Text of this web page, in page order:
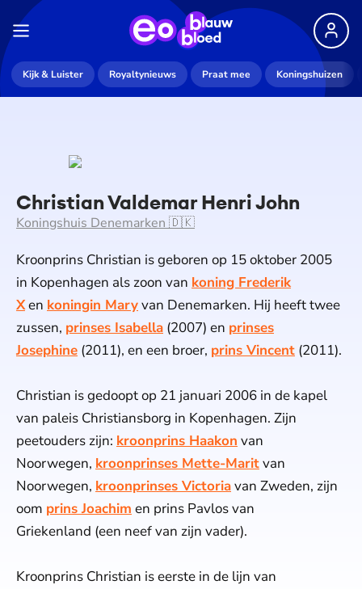
Kijk & Luister Royaltynieuws Praat mee Koningshuizen
Christian Valdemar Henri John
Koningshuis Denemarken 🇩🇰
Kroonprins Christian is geboren op 15 oktober 2005
in Kopenhagen als zoon van koning Frederik
Xen koningin Maryvan Denemarken. Hij heeft twee
zussen, prinses Isabella (2007) en prinses
Josephine (2011), en een broer, prins Vincent (2011).
Christian is gedoopt op 21 januari 2006 in de kapel
van paleis Christiansborg in Kopenhagen. Zijn
peetouders zijn: kroonprins Haakon van
Noorwegen, kroonprinses Mette-Maritvan
Noorwegen, kroonprinses Victoriavan Zweden, zijn
oom prins Joachim en prins Pavlos van
Griekenland (een neef van zijn vader).
Kroonprins Christian is eerste in de lijn van